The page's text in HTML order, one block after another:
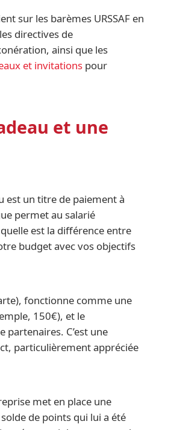
sur les barèmes URSSAF en
directives de
ainsi que les
et invitations pour
et une
est un titre de paiement à
permet au salarié
est la différence entre
budget avec vos objectifs
fonctionne comme une
150€), et le
C’est une
particulièrement appréciée
met en place une
de points qui lui a été